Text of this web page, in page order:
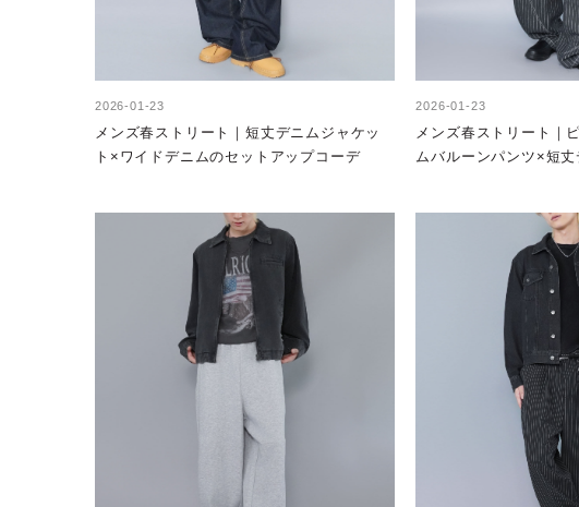
2026-01-23
メンズ春ストリート｜短丈デニムジャケッ
ト×ワイドデニムのセットアップコーデ
2026-01-23
メンズ春ストリート｜
ムバルーンパンツ×短丈